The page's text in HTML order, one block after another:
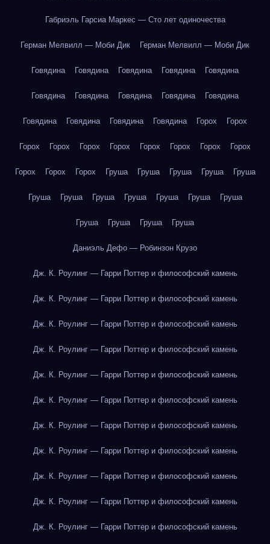
Габриэль Гарсиа Маркес — Сто лет одиночества
Герман Мелвилл — Моби Дик Герман Мелвилл — Моби Дик
Говядина Говядина Говядина Говядина Говядина
Говядина Говядина Говядина Говядина Говядина
Говядина Говядина Говядина Говядина Горох Горох
Горох Горох Горох Горох Горох Горох Горох Горох
Горох Горох Горох Груша Груша Груша Груша Груша
Груша Груша Груша Груша Груша Груша Груша
Груша Груша Груша Груша
Даниэль Дефо — Робинзон Крузо
Дж. К. Роулинг — Гарри Поттер и философский камень
Дж. К. Роулинг — Гарри Поттер и философский камень
Дж. К. Роулинг — Гарри Поттер и философский камень
Дж. К. Роулинг — Гарри Поттер и философский камень
Дж. К. Роулинг — Гарри Поттер и философский камень
Дж. К. Роулинг — Гарри Поттер и философский камень
Дж. К. Роулинг — Гарри Поттер и философский камень
Дж. К. Роулинг — Гарри Поттер и философский камень
Дж. К. Роулинг — Гарри Поттер и философский камень
Дж. К. Роулинг — Гарри Поттер и философский камень
Дж. К. Роулинг — Гарри Поттер и философский камень